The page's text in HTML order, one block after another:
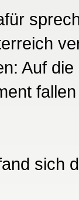
Auf
sich